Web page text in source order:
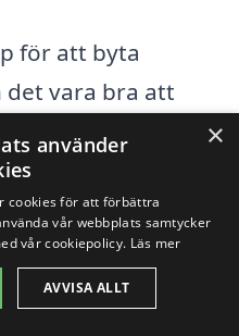
för att byta
det vara bra att
där det finns
städer där du
företag för
×
använder
cookies för att förbättra
vår webbplats samtycker
vår cookiepolicy. Läs mer
AVVISA ALLT